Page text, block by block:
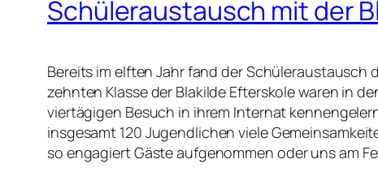
Schüleraustausch mit der
Bereits im elften Jahr fand der Schüleraustausch
zehnten Klasse der Blakilde Efterskole waren in
viertägigen Besuch in ihrem Internat
insgesamt 120 Jugendlichen viele
so engagiert Gäste aufgenommen oder uns am